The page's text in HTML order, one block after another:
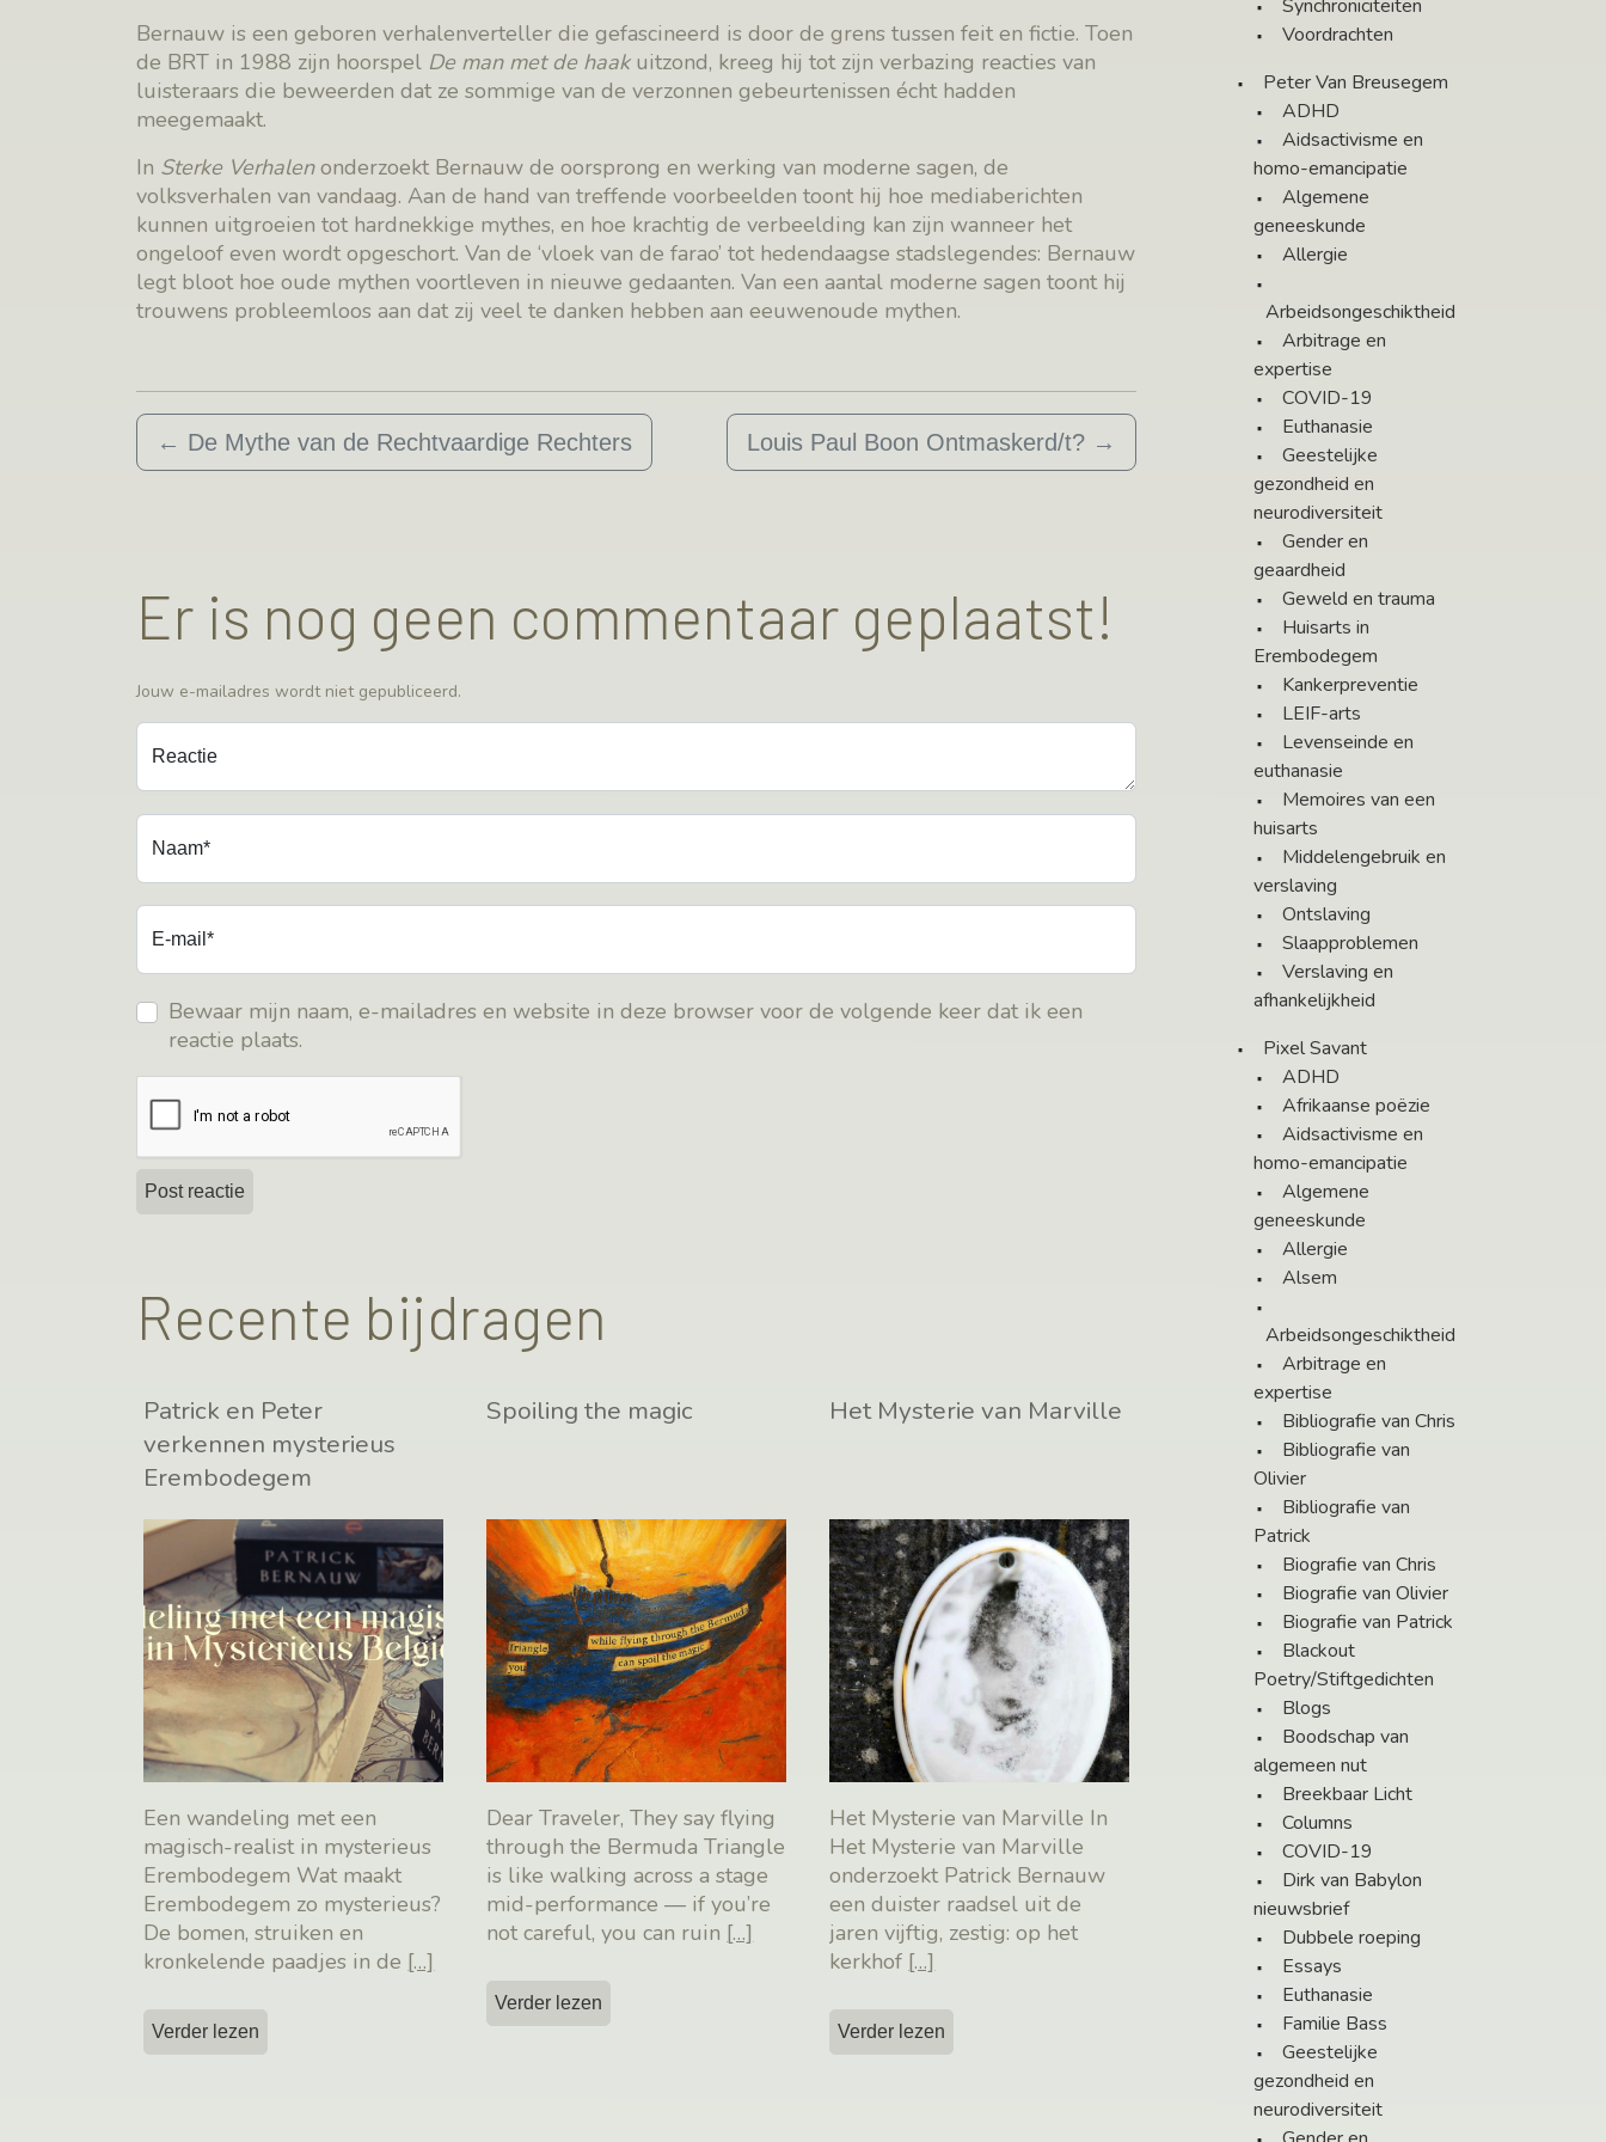
Bernauw is een geboren verhalenverteller die gefascineerd is door de grens tussen feit en fictie. Toen
de BRT in 1988 zijn hoorspel De man met de haakuitzond, kreeg hij tot zijn verbazing reacties van
luisteraars die beweerden dat ze sommige van de verzonnen gebeurtenissen écht hadden
meegemaakt.
In Sterke Verhalenonderzoekt Bernauw de oorsprong en werking van moderne sagen, de
volksverhalen van vandaag. Aan de hand van treffende voorbeelden toont hij hoe mediaberichten
kunnen uitgroeien tot hardnekkige mythes, en hoe krachtig de verbeelding kan zijn wanneer het
ongeloof even wordt opgeschort. Van de ‘vloek van de farao’ tot hedendaagse stadslegendes: Bernauw
legt bloot hoe oude mythen voortleven in nieuwe gedaanten. Van een aantal moderne sagen toont hij
trouwens probleemloos aan dat zij veel te danken hebben aan eeuwenoude mythen.
← De Mythe van de Rechtvaardige Rechters Louis Paul Boon Ontmaskerd/t? →
Er is nog geen commentaar geplaatst!
Jouw e-mailadres wordt niet gepubliceerd.
Reactie
Naam*
E-mail*
Bewaar mijn naam, e-mailadres en website in deze browser voor de volgende keer dat ik een
reactie plaats.
Recente bijdragen
Patrick en Peter
verkennen mysterieus
Erembodegem
Een wandeling met een
magisch-realist in mysterieus
Erembodegem Wat maakt
Erembodegem zo mysterieus?
De bomen, struiken en
kronkelende paadjes in de […]
Verder lezen
Spoiling the magic
Dear Traveler, They say flying
through the Bermuda Triangle
is like walking across a stage
mid-performance — if you’re
not careful, you can ruin […]
Verder lezen
Het Mysterie van Marville
Het Mysterie van Marville In
Het Mysterie van Marville
onderzoekt Patrick Bernauw
een duister raadsel uit de
jaren vijftig, zestig: op het
kerkhof […]
Verder lezen
Synchroniciteiten
Voordrachten
Peter Van Breusegem
ADHD
Aidsactivisme en
homo-emancipatie
Algemene
geneeskunde
Allergie
Arbeidsongeschiktheid
Arbitrage en
expertise
COVID-19
Euthanasie
Geestelijke
gezondheid en
neurodiversiteit
Gender en
geaardheid
Geweld en trauma
Huisarts in
Erembodegem
Kankerpreventie
LEIF-arts
Levenseinde en
euthanasie
Memoires van een
huisarts
Middelengebruik en
verslaving
Ontslaving
Slaapproblemen
Verslaving en
afhankelijkheid
Pixel Savant
ADHD
Afrikaanse poëzie
Aidsactivisme en
homo-emancipatie
Algemene
geneeskunde
Allergie
Alsem
Arbeidsongeschiktheid
Arbitrage en
expertise
Bibliografie van Chris
Bibliografie van
Olivier
Bibliografie van
Patrick
Biografie van Chris
Biografie van Olivier
Biografie van Patrick
Blackout
Poetry/Stiftgedichten
Blogs
Boodschap van
algemeen nut
Breekbaar Licht
Columns
COVID-19
Dirk van Babylon
nieuwsbrief
Dubbele roeping
Essays
Euthanasie
Familie Bass
Geestelijke
gezondheid en
neurodiversiteit